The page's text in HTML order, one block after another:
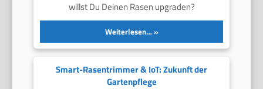
willst Du Deinen Rasen upgraden?
Weiterlesen…
Smart-Rasentrimmer & IoT: Zukunft der
Gartenpflege